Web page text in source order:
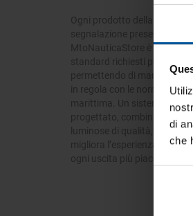
di
che
Ogni prodotto della sezione
segnalazione presente su
MtoNauticaStore è
standard richiesti per la
permettendo di mantenere
in regola con le normative
marittima. Un sistema
progettato, combinato a
luminose di qualità, riduce i
migliora l’esperienza di
ogni uscita più piacevole e